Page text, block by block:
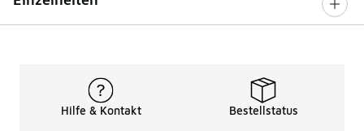
Hilfe & Kontakt Bestellstatus